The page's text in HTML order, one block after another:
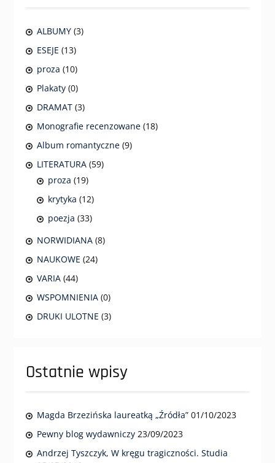
ALBUMY (3)
ESEJE (13)
proza (10)
Plakaty (0)
DRAMAT (3)
Monografie recenzowane (18)
Album romantyczne (9)
LITERATURA (59)
proza (19)
krytyka (12)
poezja (33)
NORWIDIANA (8)
NAUKOWE (24)
VARIA (44)
WSPOMNIENIA (0)
DRUKI ULOTNE (3)
Ostatnie wpisy
Magda Brzezińska laureatką „Źródła” 01/10/2023
Pewny blog wydawniczy 23/09/2023
Andrzej Tyszczyk, W kręgu tragiczności. Studia